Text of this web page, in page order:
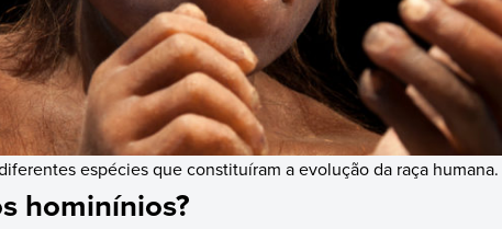
espécies que constituíram a evolução da raça humana.
hominínios?